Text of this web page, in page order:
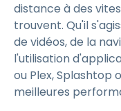
distance à des
trouvent. Qu'il
de vidéos, de la
l'utilisation
ou Plex, Splashtop
meilleures